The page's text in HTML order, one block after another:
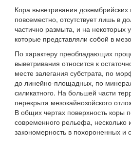
Кора выветривания докембрийских
повсеместно, отсутствует лишь в
частично размыта, и на некоторых
которые представляли собой в
По характеру преобладающих
выветривания относится к
месте залегания субстрата, по
до линейно-площадных, по
силикатного. На большей части
перекрыта мезокайнозойского
В общих чертах поверхность коры
современного рельефа, несколько
закономерность в похороненных и